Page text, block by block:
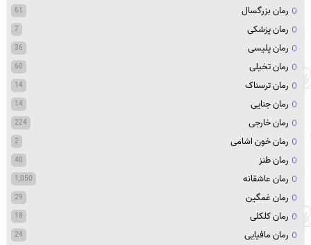
رمان بزرگسال 61
رمان پزشکی 7
رمان پلیسی 36
رمان تخیلی 60
رمان ترسناک 14
رمان جنایی 14
رمان خارجی 224
رمان خون اشامی 2
رمان طنز 40
رمان عاشقانه 1,050
رمان غمگین 29
رمان کلکلی 18
رمان مافیایی 24